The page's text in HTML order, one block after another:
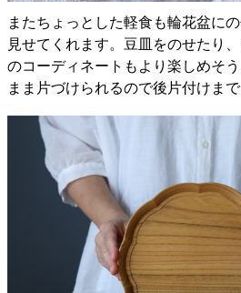
またちょっとした軽食も輪花盆に
見せてくれます。豆皿をのせたり
のコーディネートもより楽しめそ
まま片づけられるので後片付けまで